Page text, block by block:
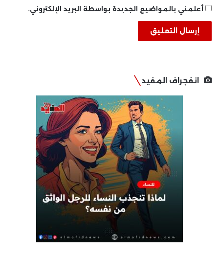
أعلمني بالمواضيع الجديدة بواسطة البريد الإلكتروني.
انفجراف المفيد